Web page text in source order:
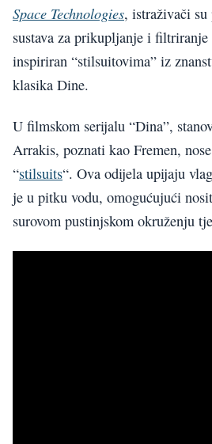
Space Technologies, istraživači
sustava za prikupljanje i
inspiriran “stilsuitovima” iz
klasika Dine.
U filmskom serijalu “Dina”,
Arrakis, poznati kao Fremen,
“stilsuits“. Ova odijela upijaju
je u pitku vodu, omogućujući
surovom pustinjskom okruženju